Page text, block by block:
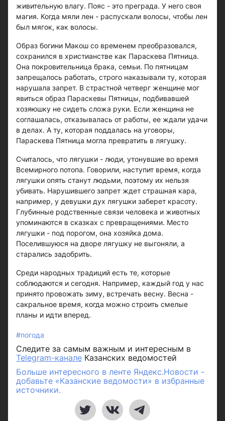
живительную влагу. Пояс - это преграда. У него своя
магия. Когда мяли лен - распускали волосы, чтобы лен
был мягок, как волосы.
Образ богини Макош со временем преобразовался,
сохранился в христианстве как Параскева Пятница.
Она покровительница брака, семьи. По пятницам
запрещалось работать, строго наказывали ту, которая
нарушала запрет. В страстной четверг женщине мог
явиться образ Параскевы Пятницы, подбивавшей
хозяюшку не сидеть сложа руки. Если женщина не
соглашалась, отказывалась от работы, ее ждали удачи
в делах. А ту, которая поддалась на уговоры,
Параскева Пятница могла превратить в лягушку.
Считалось, что лягушки - люди, утонувшие во время
Всемирного потопа. Говорили, наступит время, когда
лягушки опять станут людьми, поэтому их нельзя
убивать. Нарушившего запрет ждет страшная кара,
например, у девушки дух лягушки заберет красоту.
Глубинные родственные связи человека и животных
упоминаются в сказках с превращениями. Место
лягушки - под порогом, она хозяйка дома.
Поселившуюся на дворе лягушку не выгоняли, а
старались задобрить.
Среди народных традиций есть те, которые
соблюдаются и сегодня. Например, каждый год у нас
принято провожать зиму, встречать весну. Весна -
сакральное время, когда можно строить смелые
планы и идти вперед.
#погода
Следите за самым важным и интересным в
Telegram-канале Казанских ведомостей
Больше интересного в ленте Яндекс.Новости -
добавьте «Казанские ведомости» в избранные
источники.